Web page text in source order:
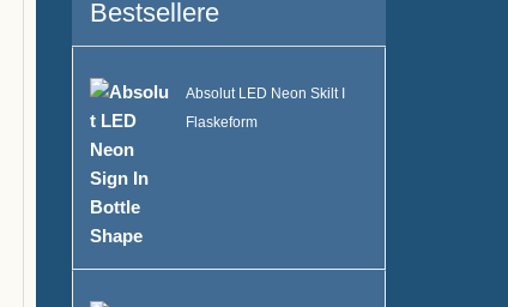
Bestsellere
Absolut LED Neon Skilt I
Flaskeform